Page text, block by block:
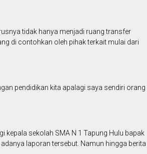
tidak hanya menjadi ruang transfer
di contohkan oleh pihak terkait mulai dari
pendidikan kita apalagi saya sendiri orang
kepala sekolah SMA N 1 Tapung Hulu bapak
laporan tersebut. Namun hingga berita